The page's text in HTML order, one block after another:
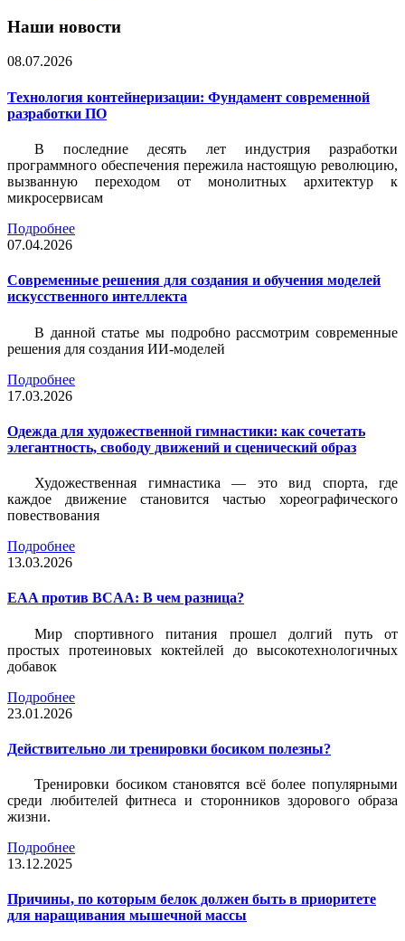
Наши новости
08.07.2026
Технология контейнеризации: Фундамент современной
разработки ПО
В последние десять лет индустрия разработки
программного обеспечения пережила настоящую революцию,
вызванную переходом от монолитных архитектур к
микросервисам
Подробнее
07.04.2026
Современные решения для создания и обучения моделей
искусственного интеллекта
В данной статье мы подробно рассмотрим современные
решения для создания ИИ-моделей
Подробнее
17.03.2026
Одежда для художественной гимнастики: как сочетать
элегантность, свободу движений и сценический образ
Художественная гимнастика — это вид спорта, где
каждое движение становится частью хореографического
повествования
Подробнее
13.03.2026
EAA против BCAA: В чем разница?
Мир спортивного питания прошел долгий путь от
простых протеиновых коктейлей до высокотехнологичных
добавок
Подробнее
23.01.2026
Действительно ли тренировки босиком полезны?
Тренировки босиком становятся всё более популярными
среди любителей фитнеса и сторонников здорового образа
жизни.
Подробнее
13.12.2025
Причины, по которым белок должен быть в приоритете
для наращивания мышечной массы